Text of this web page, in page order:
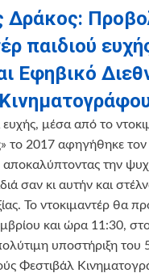
Δράκος:
παιδιού
Εφηβικό
ευχής, μέσα από το
το 2017 αφηγήθηκε
αποκαλύπτοντας την
σαν κι αυτήν και
Το ντοκιμαντέρ θα
και ώρα 11:30,
υποστήριξη του
Φεστιβάλ